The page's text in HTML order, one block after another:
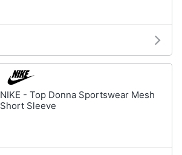
NIKE - Top Donna Sportswear Mesh
Short Sleeve